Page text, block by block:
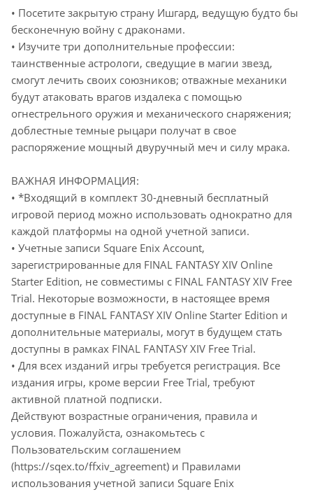
• Посетите закрытую страну Ишгард, ведущую будто бы
бесконечную войну с драконами.
• Изучите три дополнительные профессии:
таинственные астрологи, сведущие в магии звезд,
смогут лечить своих союзников; отважные механики
будут атаковать врагов издалека с помощью
огнестрельного оружия и механического снаряжения;
доблестные темные рыцари получат в свое
распоряжение мощный двуручный меч и силу мрака.
ВАЖНАЯ ИНФОРМАЦИЯ:
• *Входящий в комплект 30-дневный бесплатный
игровой период можно использовать однократно для
каждой платформы на одной учетной записи.
• Учетные записи Square Enix Account,
зарегистрированные для FINAL FANTASY XIV Online
Starter Edition, не совместимы с FINAL FANTASY XIV Free
Trial. Некоторые возможности, в настоящее время
доступные в FINAL FANTASY XIV Online Starter Edition и
дополнительные материалы, могут в будущем стать
доступны в рамках FINAL FANTASY XIV Free Trial.
• Для всех изданий игры требуется регистрация. Все
издания игры, кроме версии Free Trial, требуют
активной платной подписки.
Действуют возрастные ограничения, правила и
условия. Пожалуйста, ознакомьтесь с
Пользовательским соглашением
(https://sqex.to/ffxiv_agreement) и Правилами
использования учетной записи Square Enix